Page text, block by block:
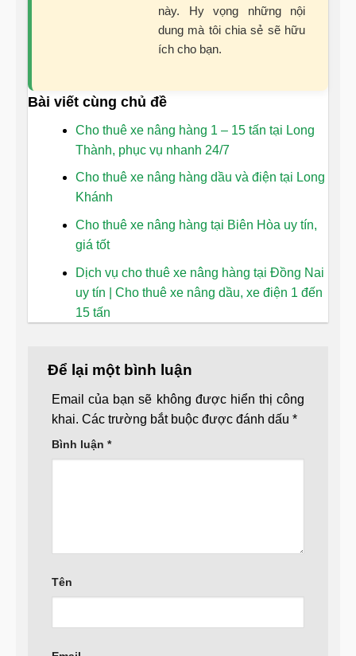
này. Hy vọng những nội
dung mà tôi chia sẻ sẽ hữu
ích cho bạn.
Bài viết cùng chủ đề
Cho thuê xe nâng hàng 1 – 15 tấn tại Long
Thành, phục vụ nhanh 24/7
Cho thuê xe nâng hàng dầu và điện tại Long
Khánh
Cho thuê xe nâng hàng tại Biên Hòa uy tín,
giá tốt
Dịch vụ cho thuê xe nâng hàng tại Đồng Nai
uy tín | Cho thuê xe nâng dầu, xe điện 1 đến
15 tấn
Để lại một bình luận
Email của bạn sẽ không được hiển thị công
khai. Các trường bắt buộc được đánh dấu *
Bình luận *
Tên